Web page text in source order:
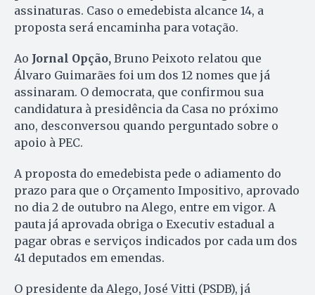
assinaturas. Caso o emedebista alcance 14, a
proposta será encaminha para votação.
Ao Jornal Opção, Bruno Peixoto relatou que
Álvaro Guimarães foi um dos 12 nomes que já
assinaram. O democrata, que confirmou sua
candidatura à presidência da Casa no próximo
ano, desconversou quando perguntado sobre o
apoio à PEC.
A proposta do emedebista pede o adiamento do
prazo para que o Orçamento Impositivo, aprovado
no dia 2 de outubro na Alego, entre em vigor. A
pauta já aprovada obriga o Executiv estadual a
pagar obras e serviços indicados por cada um dos
41 deputados em emendas.
O presidente da Alego, José Vitti (PSDB), já